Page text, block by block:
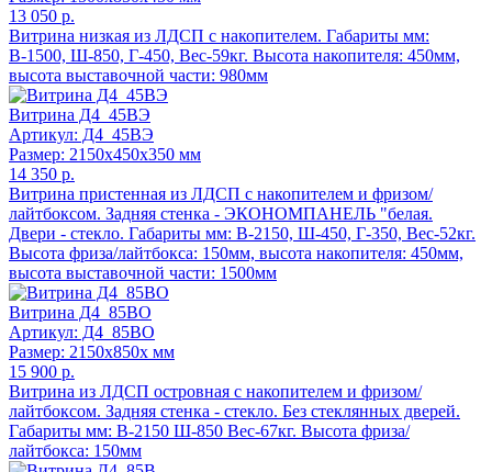
13 050 р.
Витрина низкая из ЛДСП с накопителем. Габариты мм:
В-1500, Ш-850, Г-450, Вес-59кг. Высота накопителя: 450мм,
высота выставочной части: 980мм
Витрина Д4_45ВЭ
Артикул: Д4_45ВЭ
Размер: 2150x450x350 мм
14 350 р.
Витрина пристенная из ЛДСП с накопителем и фризом/
лайтбоксом. Задняя стенка - ЭКОНОМПАНЕЛЬ "белая.
Двери - стекло. Габариты мм: В-2150, Ш-450, Г-350, Вес-52кг.
Высота фриза/лайтбокса: 150мм, высота накопителя: 450мм,
высота выставочной части: 1500мм
Витрина Д4_85ВО
Артикул: Д4_85ВО
Размер: 2150x850x мм
15 900 р.
Витрина из ЛДСП островная с накопителем и фризом/
лайтбоксом. Задняя стенка - стекло. Без стеклянных дверей.
Габариты мм: В-2150 Ш-850 Вес-67кг. Высота фриза/
лайтбокса: 150мм